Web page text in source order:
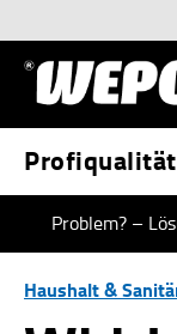
Problem? –
Haushalt &